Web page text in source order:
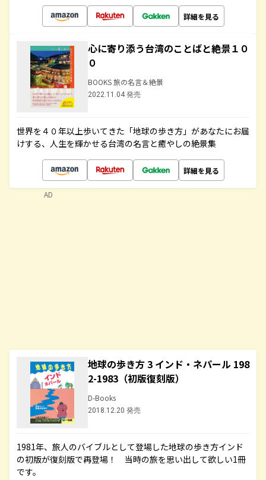
詳細を見る
心に寄り添う台湾のことばと絶景１０
０
BOOKS 旅の名言＆絶景
2022.11.04 発売
世界を４０年以上歩いてきた「地球の歩き方」があなたにお届
けする、人生を輝かせる台湾の名言と癒やしの絶景集
詳細を見る
地球の歩き方 3 インド・ネパール 198
2-1983（初版復刻版）
D-Books
2018.12.20 発売
1981年、旅人のバイブルとして登場した地球の歩き方インド
の初版が復刻版で再登場！ 当時の旅を思い出して欲しい1冊
です。
AD